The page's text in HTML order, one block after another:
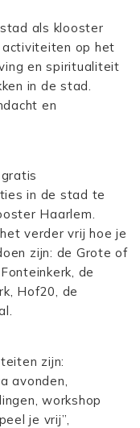
als klooster
activiteiten op het
en spiritualiteit
in de stad.
en
in de stad te
Haarlem.
verder vrij hoe je
zijn: de Grote of
de
Hof20, de
zijn:
avonden,
workshop
je vrij”,